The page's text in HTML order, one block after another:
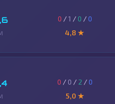
0 /1 / 0 /0
4,8 ★
0 / 0 / 2 /0
5,0 ★